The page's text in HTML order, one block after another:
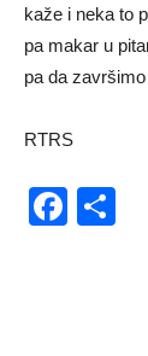
kaže i neka to
pa makar u
pa da
RTRS